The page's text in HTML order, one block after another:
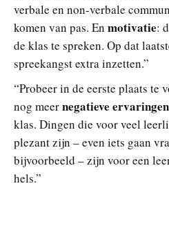
verbale en non-verbale
komen van pas. En motivatie:
de klas te spreken. Op dat
spreekangst extra inzetten.”
“Probeer in de eerste plaats te
nog meernegatieve ervaringen
klas. Dingen die voor veel
plezant zijn – even iets gaan
bijvoorbeeld – zijn voor een
hels.”